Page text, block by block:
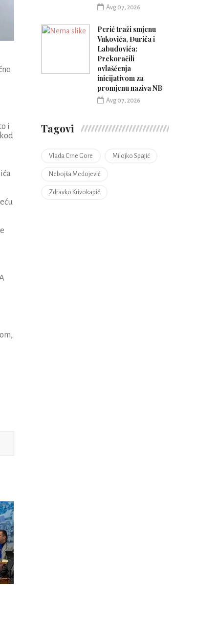
i
Avg 07, 2026
Perić traži smjenu
Vukovića, Đurića i
Labudovića:
Prekoračili
ovlašćenja
inicijativom za
promjenu naziva NB
Avg 07, 2026
Tagovi
Vlada Crne Gore Milojko Spajić
Nebojša Medojević
Zdravko Krivokapić